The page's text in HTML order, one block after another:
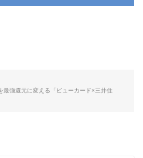
最強還元に変える「ビューカード×三井住